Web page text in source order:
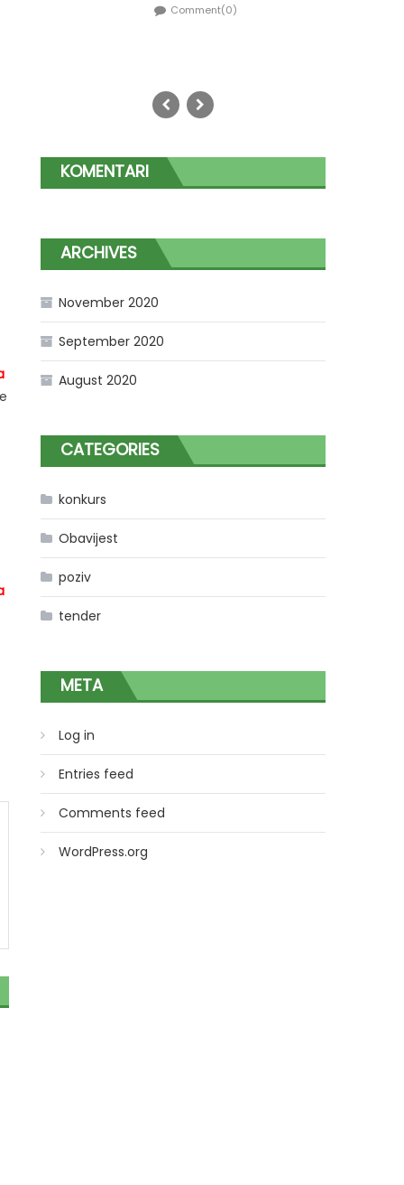
Comment(0)
KOMENTARI
ARCHIVES
November 2020
September 2020
August 2020
CATEGORIES
konkurs
Obavijest
poziv
tender
META
Log in
Entries feed
Comments feed
WordPress.org